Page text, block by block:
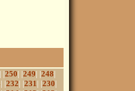
| |250| |249| |248|
| |232| |231| |230|